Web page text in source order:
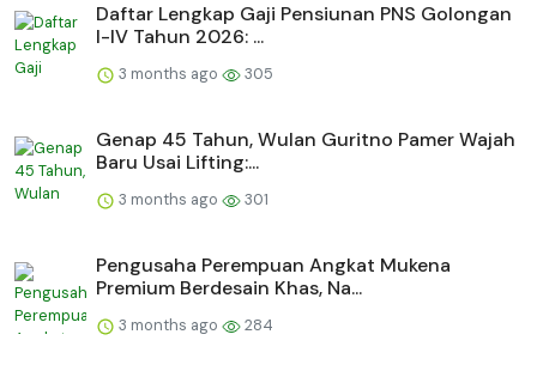
Daftar Lengkap Gaji Pensiunan PNS Golongan
I-IV Tahun 2026: ...
3 months ago 305
Genap 45 Tahun, Wulan Guritno Pamer Wajah
Baru Usai Lifting:...
3 months ago 301
Pengusaha Perempuan Angkat Mukena
Premium Berdesain Khas, Na...
3 months ago 284